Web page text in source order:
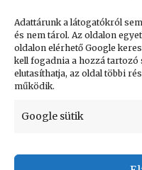
Adattárunk a látogatókról
és nem tárol. Az oldalon
oldalon elérhető Google
kell fogadnia a hozzá
elutasíthatja, az oldal többi
működik.
Google sütik
Létrehozva
Utolsó módosítás
10:47